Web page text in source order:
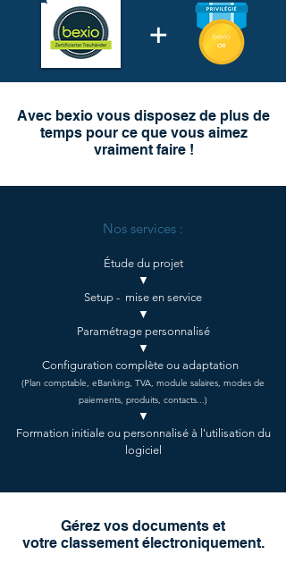
+
Avec bexio vous disposez de plus de
temps pour ce que vous aimez
vraiment faire !
Nos services :
Étude du projet
▼
Setup - mise en service
▼
Paramétrage personnalisé
▼
Configuration complète ou adaptation
(Plan comptable, eBanking, TVA, module salaires, modes de
paiements, produits, contacts...)
▼
Formation initiale ou personnalisé à l'utilisation du
logiciel
Gérez vos documents et
votre classement électroniquement.